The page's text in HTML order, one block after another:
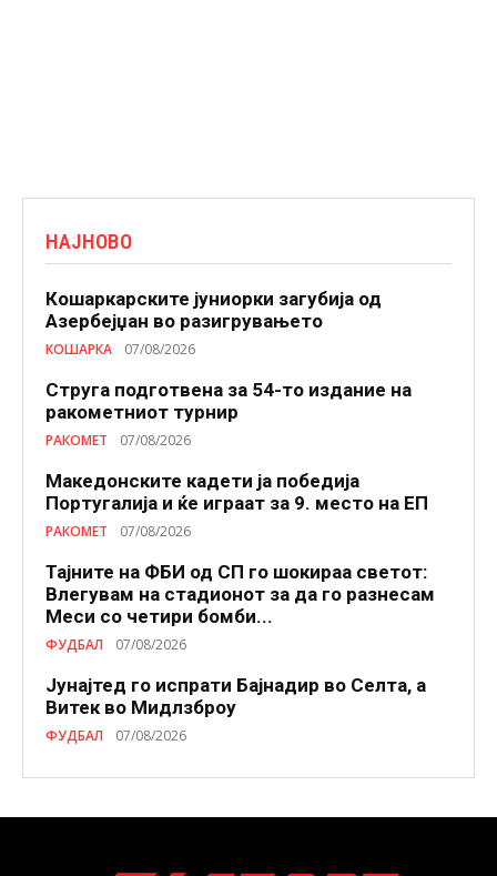
НАЈНОВО
Кошаркарските јуниорки загубија од
Азербејџан во разигрувањето
КОШАРКА 07/08/2026
Струга подготвена за 54-то издание на
ракометниот турнир
РАКОМЕТ 07/08/2026
Македонските кадети ја победија
Португалија и ќе играат за 9. место на ЕП
РАКОМЕТ 07/08/2026
Тајните на ФБИ од СП го шокираа светот:
Влегувам на стадионот за да го разнесам
Меси со четири бомби...
ФУДБАЛ 07/08/2026
Јунајтед го испрати Бајнадир во Селта, а
Витек во Мидлзброу
ФУДБАЛ 07/08/2026